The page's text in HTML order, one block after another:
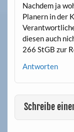
Nachdem ja
Planern in der
diesen auch
266 StGB zur
Antworten
Schreibe